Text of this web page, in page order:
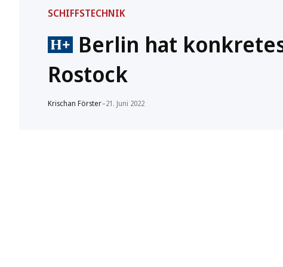
SCHIFFSTECHNIK
Berlin hat
Rostock
Krischan Förster–21. Juni 2022